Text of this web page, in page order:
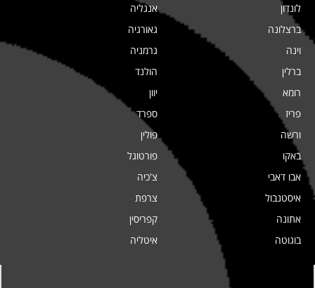
לונדון
ברצלונה
וינה
ברלין
רומא
פריז
ורשה
באקו
אבו דאבי
איסטנבול
אתונה
בוגוטה
אנגליה
גאורגיה
גרמניה
הולנד
יוון
ספרד
פולין
פורטוגל
צ'כיה
צרפת
קפריסין
איטליה